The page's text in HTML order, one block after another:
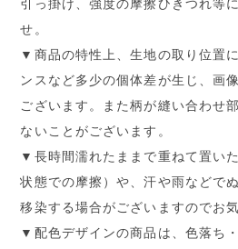
引っ掛け、強度の摩擦ひきつれ等
せ。
▼商品の特性上、生地の取り位置
ンスなど多少の個体差が生じ、画
ございます。また柄が縫い合わせ
ないことがございます。
▼長時間濡れたままで重ねて置い
状態での摩擦）や、汗や雨などで
移染する場合がございますのでお
▼配色デザインの商品は、色落ち